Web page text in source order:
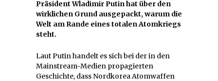
Präsident Wladimir Putin hat über den
wirklichen Grund ausgepackt, warum die
Welt am Rande eines totalen Atomkriegs
steht.
Laut Putin handelt es sich bei der in den
Mainstream-Medien propagierten
Geschichte, dass Nordkorea Atomwaffen